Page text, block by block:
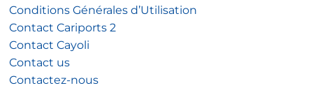
Conditions Générales d’Utilisation
Contact Cariports 2
Contact Cayoli
Contact us
Contactez-nous